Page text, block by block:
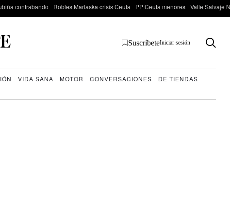
contrabando Robles Marlaska crisis Ceuta PP Ceuta menores Valle Salvaje
SuscríbeteIniciar sesión
VIDA SANA MOTOR CONVERSACIONES
DE TIENDAS